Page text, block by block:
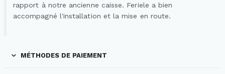
rapport à notre ancienne caisse. Feriele a bien
accompagné l'installation et la mise en route.
MÉTHODES DE PAIEMENT